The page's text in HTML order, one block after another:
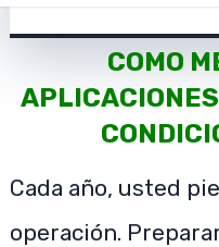
COMO
Cada año, usted
operación.